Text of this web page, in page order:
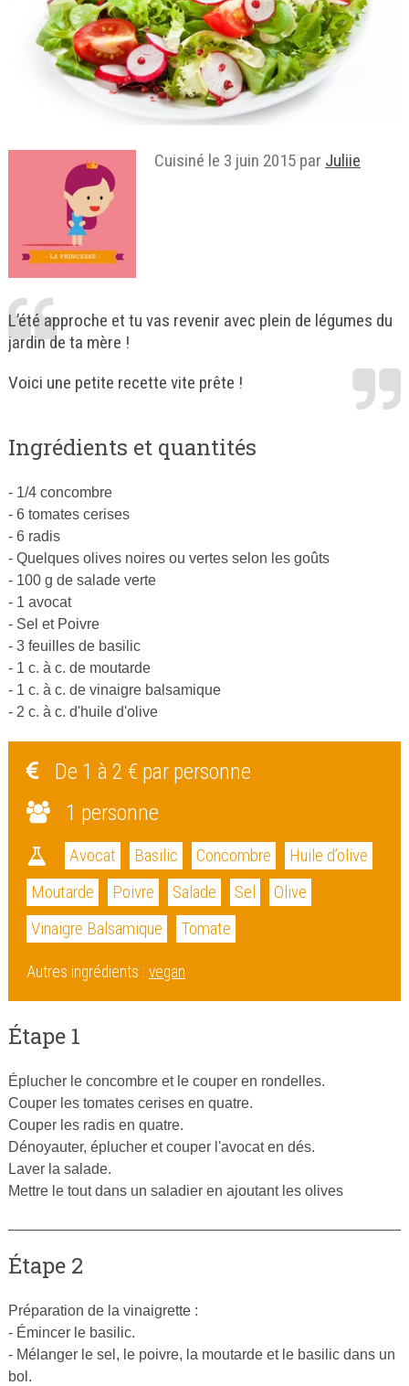
Cuisiné le 3 juin 2015 par Juliie
L’été approche et tu vas revenir avec plein de légumes du
jardin de ta mère !
Voici une petite recette vite prête !
Ingrédients et quantités
- 1/4 concombre
- 6 tomates cerises
- 6 radis
- Quelques olives noires ou vertes selon les goûts
- 100 g de salade verte
- 1 avocat
- Sel et Poivre
- 3 feuilles de basilic
- 1 c. à c. de moutarde
- 1 c. à c. de vinaigre balsamique
- 2 c. à c. d'huile d'olive
De 1 à 2 € par personne
1 personne
Avocat Basilic Concombre
Huile d’olive
Moutarde
Poivre Salade Sel
Olive
Vinaigre Balsamique
Tomate
Autres ingrédients : vegan
Étape 1
Éplucher le concombre et le couper en rondelles.
Couper les tomates cerises en quatre.
Couper les radis en quatre.
Dénoyauter, éplucher et couper l'avocat en dés.
Laver la salade.
Mettre le tout dans un saladier en ajoutant les olives
Étape 2
Préparation de la vinaigrette :
- Émincer le basilic.
- Mélanger le sel, le poivre, la moutarde et le basilic dans un
bol.